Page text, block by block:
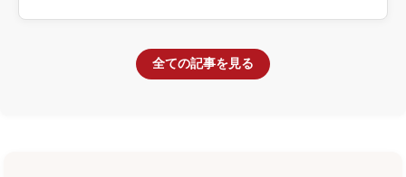
全ての記事を見る